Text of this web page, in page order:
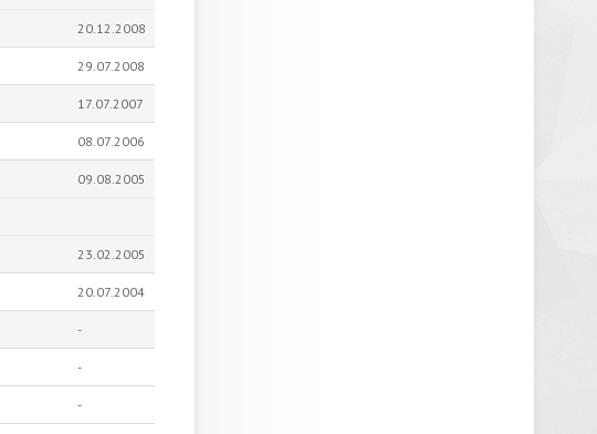
20.12.2008
29.07.2008
17.07.2007
08.07.2006
09.08.2005
23.02.2005
20.07.2004
-
-
-